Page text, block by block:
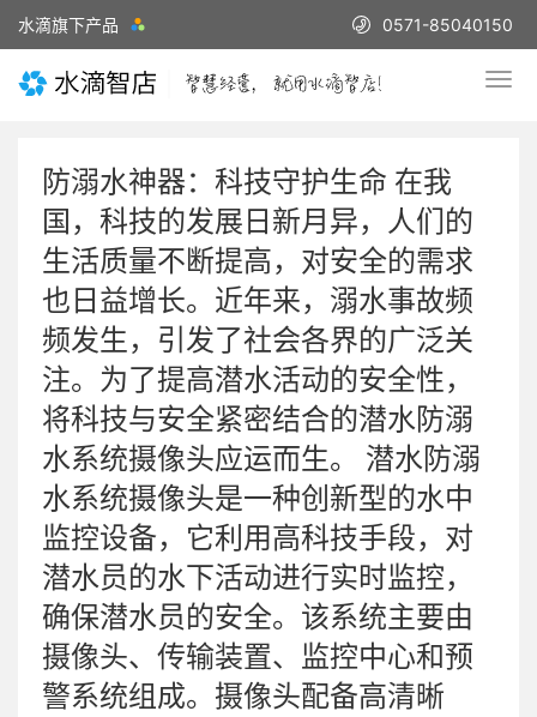
水滴旗下产品 0571-85040150
防溺水神器：科技守护生命 在我
国，科技的发展日新月异，人们的
生活质量不断提高，对安全的需求
也日益增长。近年来，溺水事故频
频发生，引发了社会各界的广泛关
注。为了提高潜水活动的安全性，
将科技与安全紧密结合的潜水防溺
水系统摄像头应运而生。 潜水防溺
水系统摄像头是一种创新型的水中
监控设备，它利用高科技手段，对
潜水员的水下活动进行实时监控，
确保潜水员的安全。该系统主要由
摄像头、传输装置、监控中心和预
警系统组成。摄像头配备高清晰